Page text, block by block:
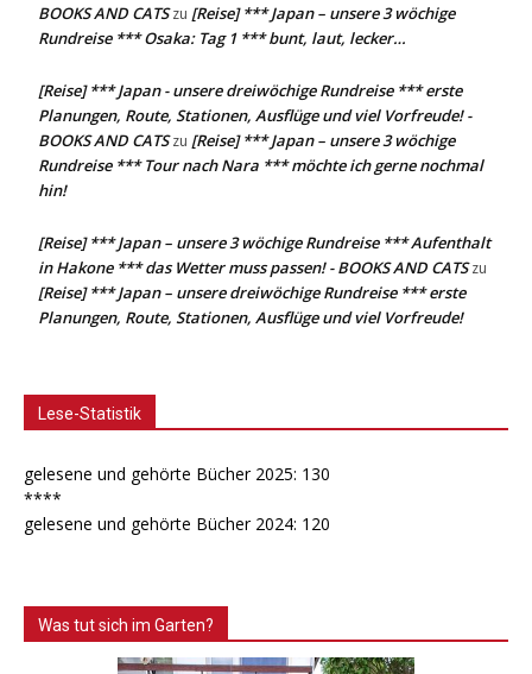
BOOKS AND CATSzu [Reise] *** Japan – unsere 3 wöchige
Rundreise *** Osaka: Tag 1 *** bunt, laut, lecker…
[Reise] *** Japan - unsere dreiwöchige Rundreise *** erste
Planungen, Route, Stationen, Ausflüge und viel Vorfreude! -
BOOKS AND CATSzu [Reise] *** Japan – unsere 3 wöchige
Rundreise *** Tour nach Nara *** möchte ich gerne nochmal
hin!
[Reise] *** Japan – unsere 3 wöchige Rundreise *** Aufenthalt
in Hakone *** das Wetter muss passen! - BOOKS AND CATSzu
[Reise] *** Japan – unsere dreiwöchige Rundreise *** erste
Planungen, Route, Stationen, Ausflüge und viel Vorfreude!
Lese-Statistik
gelesene und gehörte Bücher 2025: 130
****
gelesene und gehörte Bücher 2024: 120
Was tut sich im Garten?